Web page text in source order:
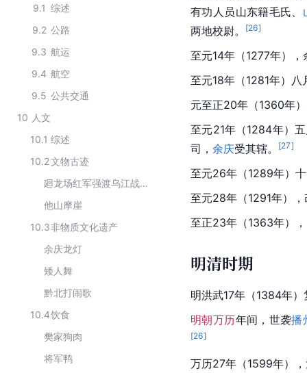
9.1 综述
9.2 公路
9.3 航运
9.4 航空
9.5 公共交通
10 人文
10.1 综述
10.2文物古迹
廻龙场红军强渡乌江战斗遗址
他山摩崖
10.3非物质文化遗产
余庆龙灯
矮人舞
黔北打闹歌
10.4饮食
樊家狗肉
将军鸭
有功人员山东籍毛氏、
两地校尉。
[26]
至元14年（1277年）
至元18年（1281年）
元至正20年（1360年
至元21年（1284年）
司， 余庆受其辖。 [27]
至元26年（1289年）
至元28年（1291年）
至正23年（1363年），
明清时期
明洪武17年（1384年
明朝万历年间， 世袭播
[26]
万历27年（1599年），